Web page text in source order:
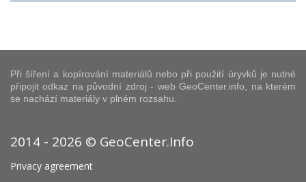
Při šíření a kopírování materiálů nebo při použití úryvků je nutné
připojit odkaz na původní zdroj - web GeoCenter.info, na kterém
se nachází materiály v plném rozsahu.
2014 - 2026 © GeoCenter.Info
Privacy agreement